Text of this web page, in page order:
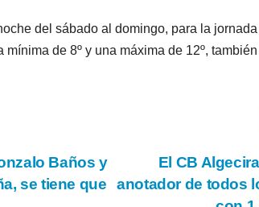
del sábado al domingo, para la
de 8º y una máxima de 12º,
El CB
anotador de todos
Baños y
se tiene que